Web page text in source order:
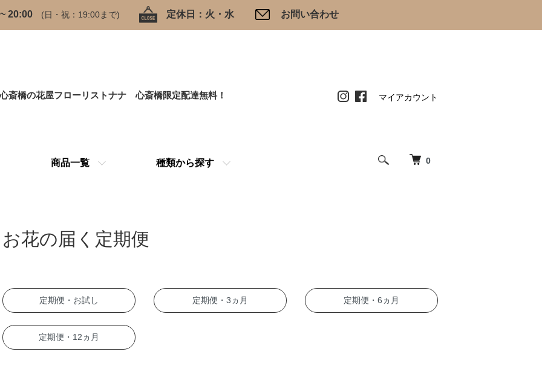
20:00 (日・祝：19:00まで) 定休日：火・水 お問い合わせ
心斎橋の花屋フローリストナナ 心斎橋限定配達無料！
0
商品一覧 種類から探す
マイアカウント
お花の届く定期便
定期便・お試し 定期便・3ヵ月 定期便・6ヵ月
定期便・12ヵ月